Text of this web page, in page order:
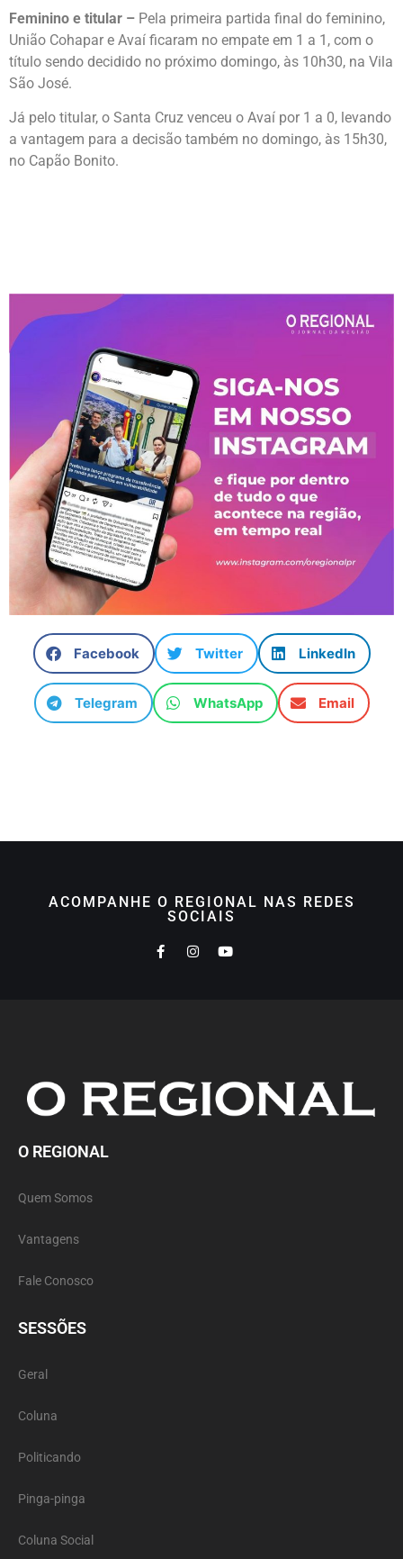
Feminino e titular – Pela primeira partida final do feminino,
União Cohapar e Avaí ficaram no empate em 1 a 1, com o
título sendo decidido no próximo domingo, às 10h30, na Vila
São José.
Já pelo titular, o Santa Cruz venceu o Avaí por 1 a 0, levando
a vantagem para a decisão também no domingo, às 15h30,
no Capão Bonito.
Facebook Twitter LinkedIn
Telegram WhatsApp Email
ACOMPANHE O REGIONAL NAS REDES
SOCIAIS
O REGIONAL
Quem Somos
Vantagens
Fale Conosco
SESSÕES
Geral
Coluna
Politicando
Pinga-pinga
Coluna Social